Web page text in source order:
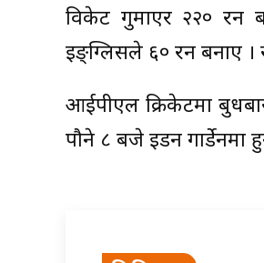
विकेट गुमाएर २२० रन
इङ्ग्लिसले ६० रन बनाए ।
आईपीएल क्रिकेटमा
पौने ८ बजे इडन गार्डेनमा